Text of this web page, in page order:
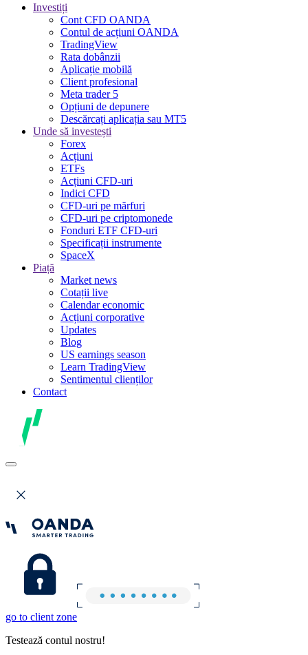
Investiți
Cont CFD OANDA
Contul de acțiuni OANDA
TradingView
Rata dobânzii
Aplicație mobilă
Client profesional
Meta trader 5
Opțiuni de depunere
Descărcați aplicația sau MT5
Unde să investești
Forex
Acțiuni
ETFs
Acțiuni CFD-uri
Indici CFD
CFD-uri pe mărfuri
CFD-uri pe criptomonede
Fonduri ETF CFD-uri
Specificații instrumente
SpaceX
Piață
Market news
Cotații live
Calendar economic
Acțiuni corporative
Updates
Blog
US earnings season
Learn TradingView
Sentimentul clienților
Contact
go to client zone
Testează contul nostru!